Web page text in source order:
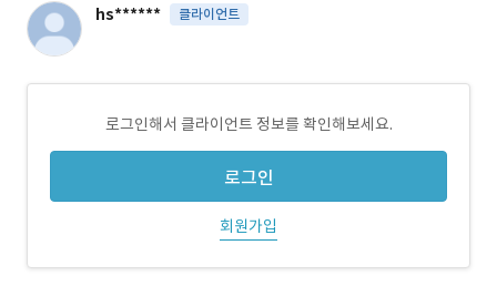
hs****** 클라이언트
로그인해서 클라이언트 정보를 확인해보세요.
로그인
회원가입